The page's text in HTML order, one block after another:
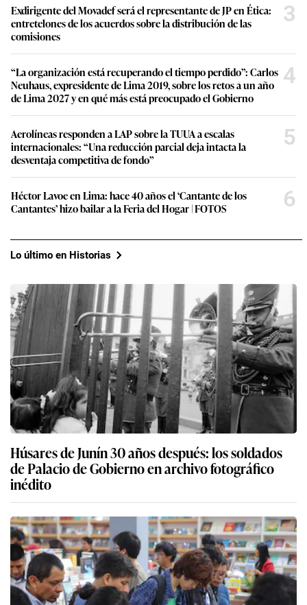
Exdirigente del Movadef será el representante de JP en Ética:
entretelones de los acuerdos sobre la distribución de las
comisiones
3
“La organización está recuperando el tiempo perdido”: Carlos
Neuhaus, expresidente de Lima 2019, sobre los retos a un año
de Lima 2027 y en qué más está preocupado el Gobierno
4
Aerolíneas responden a LAP sobre la TUUA a escalas
internacionales: “Una reducción parcial deja intacta la
desventaja competitiva de fondo”
5
Héctor Lavoe en Lima: hace 40 años el ‘Cantante de los
Cantantes’ hizo bailar a la Feria del Hogar | FOTOS
6
Lo último en Historias
Húsares de Junín 30 años después: los soldados
de Palacio de Gobierno en archivo fotográfico
inédito